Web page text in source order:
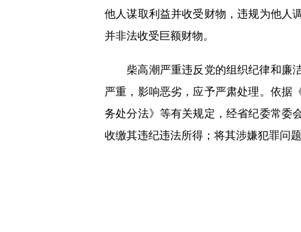
他人谋取利益并收受财物，违规为他人
并非法收受巨额财物。
柴高潮严重违反党的组织纪律和廉洁
严重，影响恶劣，应予严肃处理。依据
务处分法》等有关规定，经省纪委常委
收缴其违纪违法所得；将其涉嫌犯罪问